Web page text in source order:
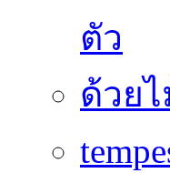
ตัว
ด้วย